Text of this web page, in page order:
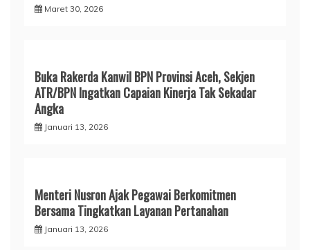
Maret 30, 2026
Buka Rakerda Kanwil BPN Provinsi Aceh, Sekjen
ATR/BPN Ingatkan Capaian Kinerja Tak Sekadar
Angka
Januari 13, 2026
Menteri Nusron Ajak Pegawai Berkomitmen
Bersama Tingkatkan Layanan Pertanahan
Januari 13, 2026